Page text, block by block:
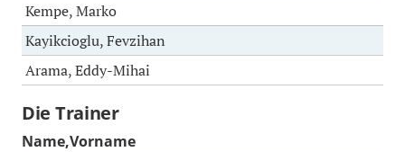
Kempe, Marko
Kayikcioglu, Fevzihan
Arama, Eddy-Mihai
Die Trainer
Name,Vorname